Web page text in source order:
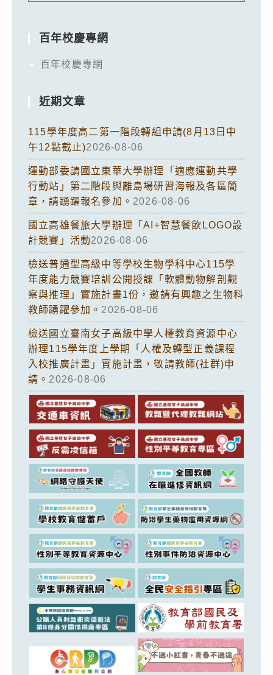
百年校慶專網
百年校慶專網
近期文章
115學年度高二第一階段轉組申請(8月13日中
午12點截止)2026-08-06
運動部委請國立東華大學辦理「適應運動共學
行動站」第二階段與離島場研習海報及各區簡
章，請踴躍報名參加。 2026-08-06
國立高雄餐旅大學辦理「AI+智慧餐飲LOGO設
計競賽」活動2026-08-06
檢送普通型高級中等學校生物學科中心115學
年度能力競賽培訓公開授課「軟體動物解剖觀
察與推理」實施計畫1份，邀請有興趣之生物科
教師踴躍參加。 2026-08-06
檢送國立臺南女子高級中學人權教育資源中心
辦理115學年度上學期「人權及轉型正義課程
入校推廣計畫」實施計畫，敬請教師(社群)申
請。 2026-08-06